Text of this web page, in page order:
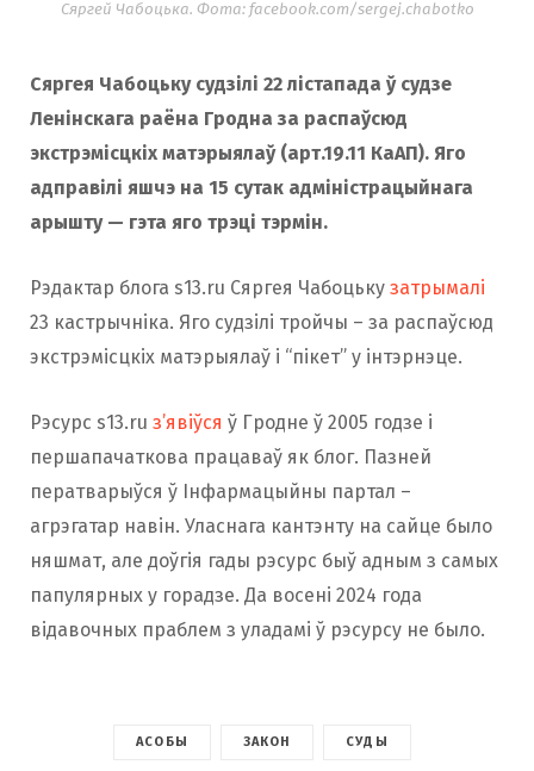
Сяргей Чабоцька. Фота: facebook.com/sergej.chabotko
Сяргея Чабоцьку судзілі 22 лістапада ў судзе
Ленінскага раёна Гродна за распаўсюд
экстрэмісцкіх матэрыялаў (арт.19.11 КаАП). Яго
адправілі яшчэ на 15 сутак адміністрацыйнага
арышту — гэта яго трэці тэрмін.
Рэдактар блога s13.ru Сяргея Чабоцьку затрымалі
23 кастрычніка. Яго судзілі тройчы – за распаўсюд
экстрэмісцкіх матэрыялаў і “пікет” у інтэрнэце.
Рэсурс s13.ru з’явіўся ў Гродне ў 2005 годзе і
першапачаткова працаваў як блог. Пазней
ператварыўся ў Інфармацыйны партал –
агрэгатар навін. Уласнага кантэнту на сайце было
няшмат, але доўгія гады рэсурс быў адным з самых
папулярных у горадзе. Да восені 2024 года
відавочных праблем з уладамі ў рэсурсу не было.
АСОБЫ ЗАКОН СУДЫ